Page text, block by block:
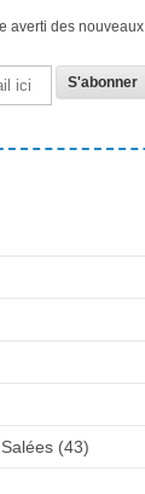
averti des nouveaux
(43)